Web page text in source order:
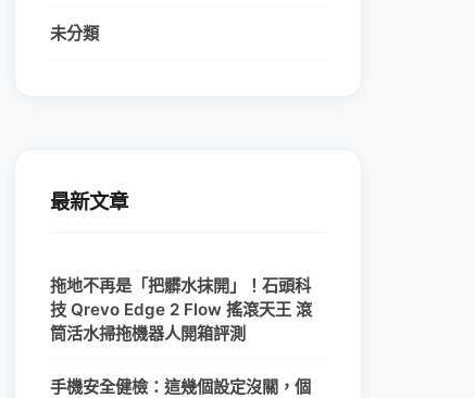
未分類
最新文章
拖地不再是「把髒水抹開」！石頭科
技 Qrevo Edge 2 Flow 搖滾天王 滾
筒活水掃拖機器人開箱評測
手機安全健檢：這幾個設定沒關，個